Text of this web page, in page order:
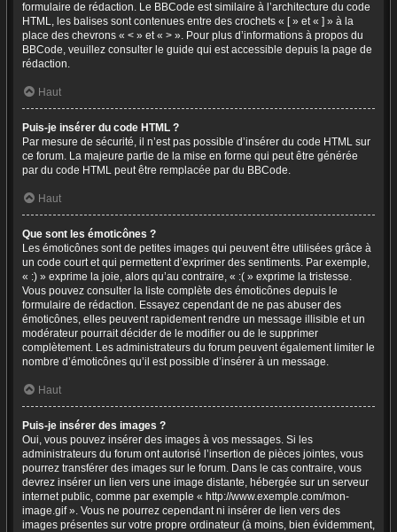
formulaire de rédaction. Le BBCode est similaire à l’architecture du code
HTML, les balises sont contenues entre des crochets « [ » et « ] » à la
place des chevrons « < » et « > ». Pour plus d’informations à propos du
BBCode, veuillez consulter le guide qui est accessible depuis la page de
rédaction.
Haut
Puis-je insérer du code HTML ?
Par mesure de sécurité, il n’est pas possible d’insérer du code HTML sur
ce forum. La majeure partie de la mise en forme qui peut être générée
par du code HTML peut être remplacée par du BBCode.
Haut
Que sont les émoticônes ?
Les émoticônes sont de petites images qui peuvent être utilisées grâce à
un code court et qui permettent d’exprimer des sentiments. Par exemple,
« :) » exprime la joie, alors qu’au contraire, « :( » exprime la tristesse.
Vous pouvez consulter la liste complète des émoticônes depuis le
formulaire de rédaction. Essayez cependant de ne pas abuser des
émoticônes, elles peuvent rapidement rendre un message illisible et un
modérateur pourrait décider de le modifier ou de le supprimer
complètement. Les administrateurs du forum peuvent également limiter le
nombre d’émoticônes qu’il est possible d’insérer à un message.
Haut
Puis-je insérer des images ?
Oui, vous pouvez insérer des images à vos messages. Si les
administrateurs du forum ont autorisé l’insertion de pièces jointes, vous
pourrez transférer des images sur le forum. Dans le cas contraire, vous
devrez insérer un lien vers une image distante, hébergée sur un serveur
internet public, comme par exemple « http://www.exemple.com/mon-
image.gif ». Vous ne pourrez cependant ni insérer de lien vers des
images présentes sur votre propre ordinateur (à moins, bien évidemment,